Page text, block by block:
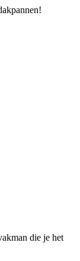
die je het